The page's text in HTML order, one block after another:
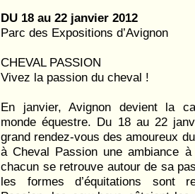
DU 18 au 22 janvier 2012
Parc des Expositions d’Avignon
CHEVAL PASSION
Vivez la passion du cheval !
En janvier, Avignon devient la
monde équestre. Du 18 au 22
grand rendez-vous des amoureux
à Cheval Passion une ambiance
chacun se retrouve autour de sa
les formes d’équitations sont